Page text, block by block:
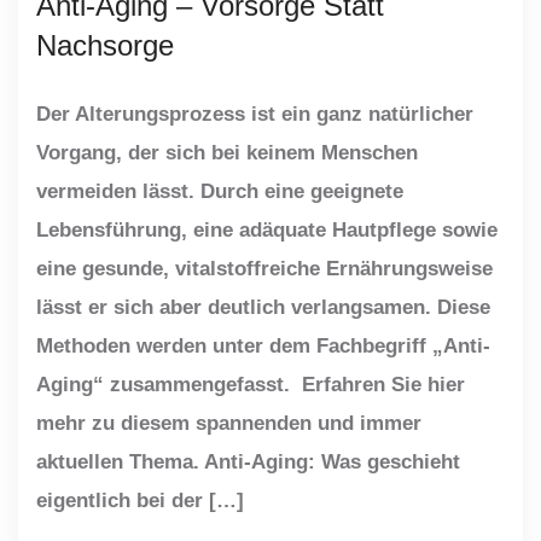
Nachsorge
Der Alterungsprozess ist ein ganz natürlicher
Vorgang, der sich bei keinem Menschen
vermeiden lässt. Durch eine geeignete
Lebensführung, eine adäquate Hautpflege sowie
eine gesunde, vitalstoffreiche Ernährungsweise
lässt er sich aber deutlich verlangsamen. Diese
Methoden werden unter dem Fachbegriff „Anti-
Aging“ zusammengefasst. Erfahren Sie hier
mehr zu diesem spannenden und immer
aktuellen Thema. Anti-Aging: Was geschieht
eigentlich bei der […]